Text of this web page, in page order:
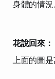
身體的情況
花說回來：
上面的圖